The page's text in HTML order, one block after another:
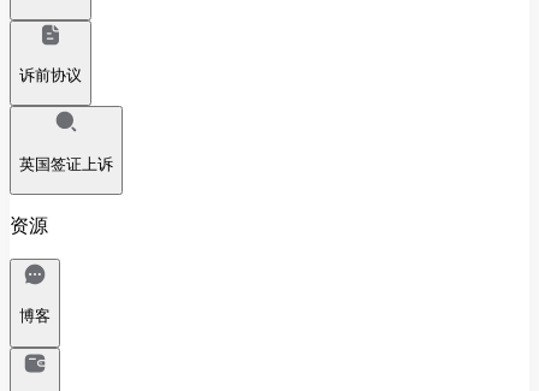
诉前协议
英国签证上诉
资源
博客